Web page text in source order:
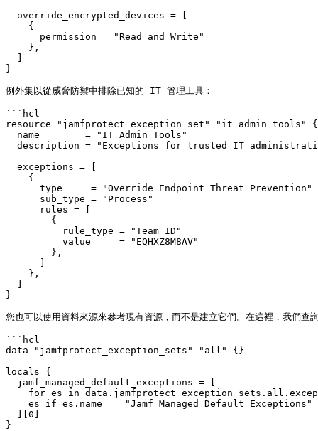
  override_encrypted_devices = [
    {
      permission = "Read and Write"
    },
}
例外集以從威脅防禦中排除已知的 IT 管理工具：
```hcl
resource "jamfprotect_exception_set" "it_admin_tools" {
  name        = "IT Admin Tools"
description = "Exceptions for trusted IT
  exceptions = [
    {
      type     = "Override Endpoint Threat Prevention"
      sub_type = "Process"
      rules = [
        {
          rule_type = "Team ID"
          value     = "EQHXZ8M8AV"
        },
    },
}
您也可以使用資料來源來參考現有資源，而不是建立它們。在這裡，
```hcl
data "jamfprotect_exception_sets" "all" {}
locals {
  jamf_managed_default_exceptions = [
for es in
    es if es.name == "Jamf Managed Default Exceptions"
  ][0]
}